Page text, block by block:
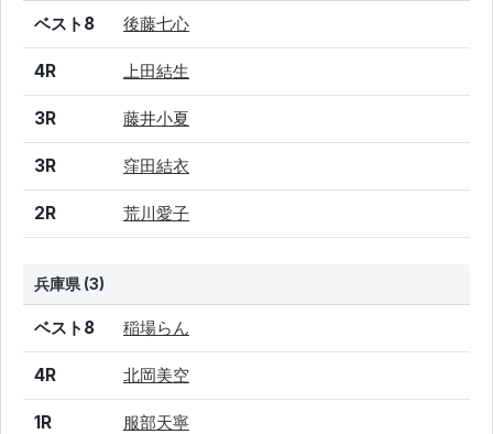
結果 シード 選手名
ベスト8 後藤七心
4R 上田結生
3R 藤井小夏
3R 窪田結衣
2R 荒川愛子
兵庫県 (3)
結果 シード 選手名
ベスト8 稲場らん
4R 北岡美空
1R 服部天寧